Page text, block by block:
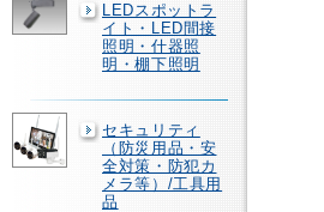
LEDスポットラ
イト・LED間接
照明・什器照
明・棚下照明
セキュリティ
（防災用品・安
全対策・防犯カ
メラ等）/工具用
品